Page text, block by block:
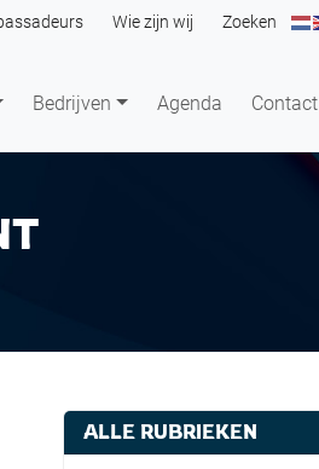
Wie zijn wij Zoeken
Bedrijven Agenda Contact
ALLE RUBRIEKEN